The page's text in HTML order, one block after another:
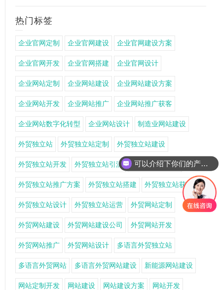
热门标签
企业官网定制 企业官网建设 企业官网建设方案
企业官网开发 企业官网搭建 企业官网设计
企业网站定制 企业网站建设 企业网站建设方案
企业网站开发 企业网站推广 企业网站推广获客
企业网站数字化转型 企业网站设计 制造业网站建设
外贸独立站 外贸独立站定制 外贸独立站建设
外贸独立站开发 外贸独立站引流 外贸独立站推广
外贸独立站推广方案 外贸独立站搭建 外贸独立站获客
外贸独立站设计 外贸独立站运营 外贸网站定制
外贸网站建设 外贸网站建设公司 外贸网站开发
外贸网站推广 外贸网站设计 多语言外贸独立站
多语言外贸网站 多语言外贸网站建设 新能源网站建设
网站定制开发 网站建设 网站建设方案 网站开发
可以介绍下你们的产品么